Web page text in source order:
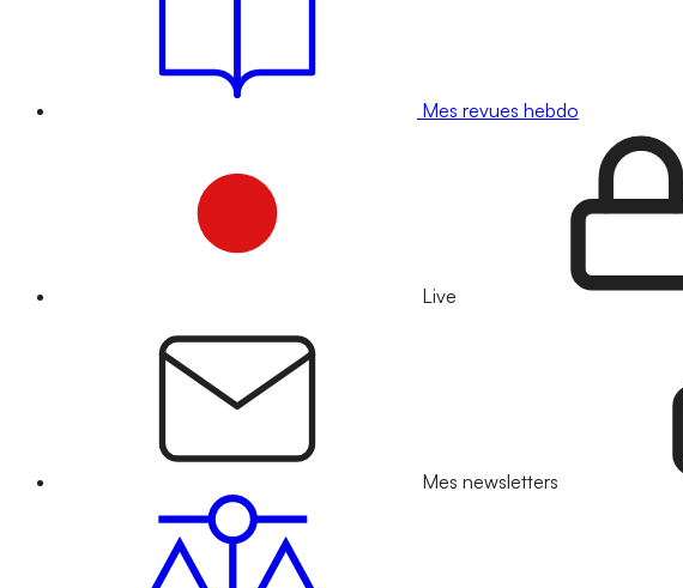
Mes revues hebdo
Live
Mes newsletters